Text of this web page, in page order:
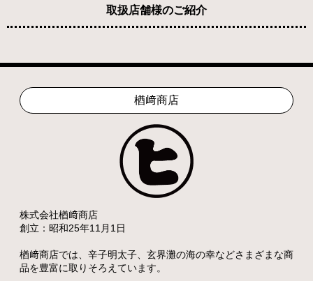
取扱店舗様のご紹介
楢﨑商店
株式会社楢﨑商店
創立：昭和25年11月1日
楢﨑商店では、辛子明太子、玄界灘の海の幸などさまざまな商
品を豊富に取りそろえています。